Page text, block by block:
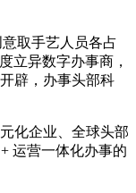
取手艺人员各占
立异数字办事商，
辟，办事头部科
化企业、全球头部
运营一体化办事的